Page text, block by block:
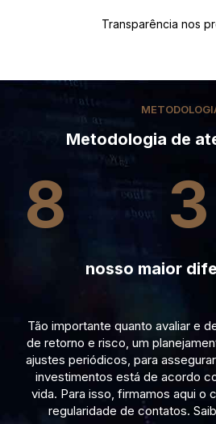
Transparência nos
Metodologia de
8 3
nosso maior
Tão importante quanto avaliar e
de retorno e risco, um
ajustes periódicos, para
investimentos está de acordo
vida. Para isso, firmamos aqui o
regularidade de contatos.